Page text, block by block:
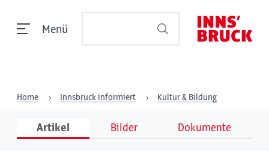
Menü
Home Innsbruck informiert Kultur & Bildung
Artikel Bilder Dokumente